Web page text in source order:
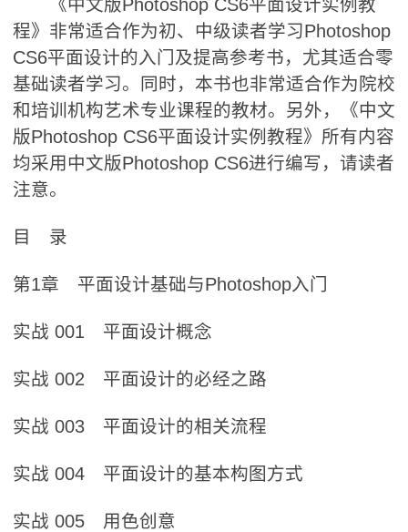
《中文版Photoshop CS6平面设计实例教
程》非常适合作为初、中级读者学习Photoshop
CS6平面设计的入门及提高参考书，尤其适合零
基础读者学习。同时，本书也非常适合作为院校
和培训机构艺术专业课程的教材。另外，《中文
版Photoshop CS6平面设计实例教程》所有内容
均采用中文版Photoshop CS6进行编写，请读者
注意。
目 录
第1章 平面设计基础与Photoshop入门
实战 001 平面设计概念
实战 002 平面设计的必经之路
实战 003 平面设计的相关流程
实战 004 平面设计的基本构图方式
实战 005 用色创意